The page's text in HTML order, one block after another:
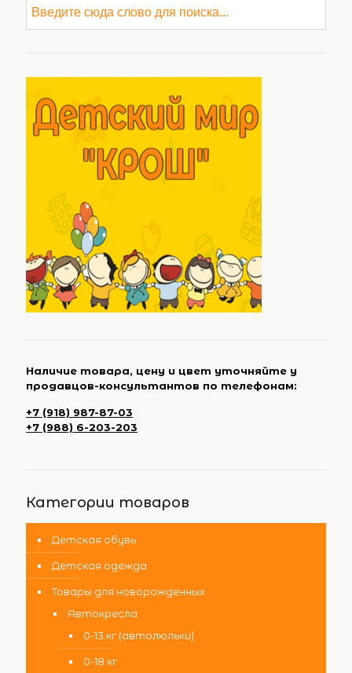
Наличие товара, цену и цвет уточняйте у
продавцов-консультантов по телефонам:
+7 (918) 987-87-03
+7 (988) 6-203-203
Категории товаров
Детская обувь
Детская одежда
Товары для новорожденных
Автокресла
0-13 кг (автолюльки)
0-18 кг